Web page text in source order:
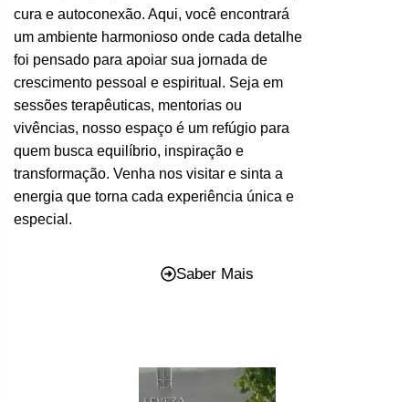
cura e autoconexão. Aqui, você encontrará
um ambiente harmonioso onde cada detalhe
foi pensado para apoiar sua jornada de
crescimento pessoal e espiritual. Seja em
sessões terapêuticas, mentorias ou
vivências, nosso espaço é um refúgio para
quem busca equilíbrio, inspiração e
transformação. Venha nos visitar e sinta a
energia que torna cada experiência única e
especial.
Saber Mais